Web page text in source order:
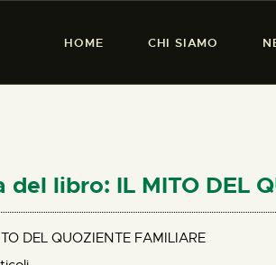
HOME CHI SIAMO
del libro: IL MITO DEL
DEL QUOZIENTE FAMILIARE